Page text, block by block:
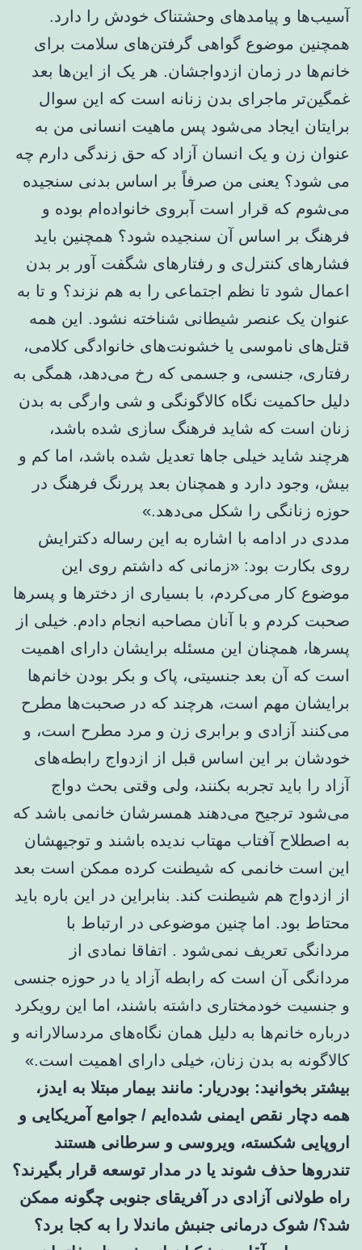
آسیب‌ها و پیامدهای وحشتناک خودش را دارد.
همچنین موضوع گواهی گرفتن‌های سلامت برای
خانم‌ها در زمان ازدواجشان. هر یک از این‌ها بعد
غمگین‌تر ماجرای بدن زنانه است که این سوال
برایتان ایجاد می‌شود پس ماهیت انسانی من به
عنوان زن و یک انسان آزاد که حق زندگی دارم چه
می شود؟ یعنی من صرفاً بر اساس بدنی سنجیده
می‌شوم که قرار است آبروی خانواده‌ام بوده و
فرهنگ بر اساس آن سنجیده شود؟ همچنین باید
فشارهای کنترل‌ی و رفتارهای شگفت آور بر بدن
اعمال شود تا نظم اجتماعی را به هم نزند؟ و تا به
عنوان یک عنصر شیطانی شناخته نشود. این همه
قتل‌های ناموسی یا خشونت‌های خانوادگی کلامی،
رفتاری، جنسی، و جسمی که رخ می‌دهد، همگی به
دلیل حاکمیت نگاه کالاگونگی و شی وارگی به بدن
زنان است که شاید فرهنگ سازی شده باشد،
هرچند شاید خیلی جاها تعدیل شده باشد، اما کم و
بیش، وجود دارد و همچنان بعد پررنگ فرهنگ در
حوزه زنانگی را شکل می‌دهد.»
مددی در ادامه با اشاره به این رساله دکترایش
روی بکارت بود: «زمانی که داشتم روی این
موضوع کار می‌کردم، با بسیاری از دخترها و پسرها
صحبت کردم و با آنان مصاحبه انجام دادم. خیلی از
پسرها، همچنان این مسئله برایشان دارای اهمیت
است که آن بعد جنسیتی، پاک و بکر بودن خانم‌ها
برایشان مهم است، هرچند که در صحبت‌ها مطرح
می‌کنند آزادی و برابری زن و مرد مطرح است، و
خودشان بر این اساس قبل از ازدواج رابطه‌های
آزاد را باید تجربه بکنند، ولی وقتی بحث دواج
می‌شود ترجیح می‌دهند همسرشان خانمی باشد که
به اصطلاح آفتاب مهتاب ندیده باشند و توجیهشان
این است خانمی که شیطنت کرده ممکن است بعد
از ازدواج هم شیطنت کند. بنابراین در این باره باید
محتاط بود. اما چنین موضوعی در ارتباط با
مردانگی تعریف نمی‌شود . اتفاقا نمادی از
مردانگی آن است که رابطه آزاد یا در حوزه جنسی
و جنسیت خودمختاری داشته باشند، اما این رویکرد
درباره خانم‌ها به دلیل همان نگاه‌های مردسالارانه و
کالاگونه به بدن زنان، خیلی دارای اهمیت است.»
بیشتر بخوانید: بودریار: مانند بیمار مبتلا به ایدز،
همه دچار نقص ایمنی شده‌ایم / جوامع آمریکایی و
اروپایی شکسته، ویروسی و سرطانی هستند
تندروها حذف شوند یا در مدار توسعه قرار بگیرند؟
راه طولانی آزادی در آفریقای جنوبی چگونه ممکن
شد؟/ شوک درمانی جنبش ماندلا را به کجا برد؟